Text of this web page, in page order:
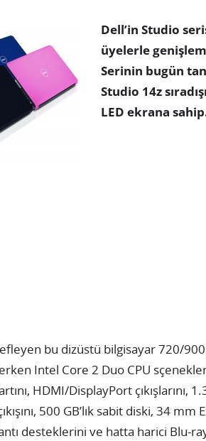
Dell’in Studio
üyelerle
Serinin bugün
Studio 14z
LED ekrana
bu dizüstü bilgisayar 720/
Intel Core 2 Duo CPU
HDMI/DisplayPort çıkışlarını,
500 GB’lık sabit diski, 34 mm
desteklerini ve hatta harici Blu-